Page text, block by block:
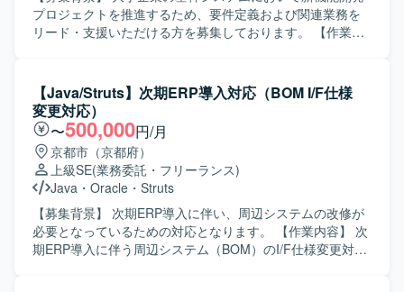
る方を求めております。大規模プロジェクトの中で周囲と
協力しつつも、自律的に調査・検証・改善提案が行える方
開発の上流工程からテスト、保守までの幅広い経験を積む
ことができます。また、性能を意識したSQL作成や不具合
調査・改善提案を通じて、アプリケーション品質の向上に
寄与しながらスキルアップが図れる環境です。 【開発環
境】 JavaおよびJavaScriptを用いた業務システム開発環境
となっております。データベースには
PGSQL（PostgreSQL）が利用されており、アプリケーシ
ョンフレームワークとしてSpringBootが採用されていま
す。
プロジェクトを推進するため、要件定義および関連業務を
リード・支援いただける方を募集しております。 【作業内
係システムとの仕様調整を行いながら、要件定義工程を中
心にプロジェクト推進を支援していただきます。 各種設計
書レビューに向けた検討や、要件定義書・設計書などのド
キュメント作成・レビューもご担当いただきます。 また、
会議のファシリテーションや論点整理、関係者間の合意形
成を主体的に進めていただきます。 【求める人物像】 シス
テム開発の上流工程に強みを持ち、開発経験を背景に要件
定義・設計・開発寄りの実務に継続して関わってこられた
方を求めております。 論理的思考力をもとに課題や論点を
構造化し、関係者へ分かりやすく説明できる方を歓迎いた
【Java/Struts】次期ERP導入対応（BOM I/F仕様
変更対応）
〜500,000円/月
京都市（京都府）
上級SE(業務委託・フリーランス)
Java ・ Oracle ・ Struts
【募集背景】 次期ERP導入に伴い、周辺システムの改修が
必要となっているための対応となります。 【作業内容】 次
期ERP導入に伴う周辺システム（BOM）のI/F仕様変更対応